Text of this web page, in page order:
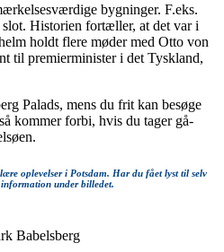
bygninger. F.eks.
Historien fortæller, at det var i
holdt flere møder med Otto von
til premierminister i det Tyskland,
Palads, mens du frit kan besøge
kommer forbi, hvis du tager gå-
oplevelser i Potsdam. Har du fået lyst til selv
under billedet.
Babelsberg